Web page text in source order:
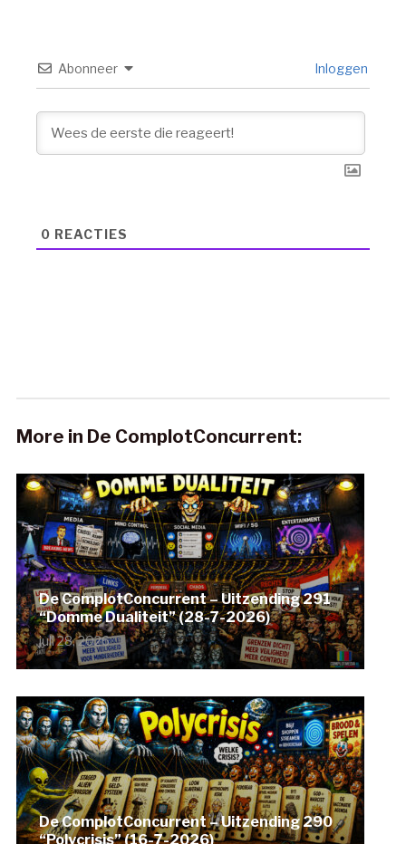
Abonneer Inloggen
0 REACTIES
More in De ComplotConcurrent:
De ComplotConcurrent – Uitzending 291
“Domme Dualiteit” (28-7-2026)
juli 28, 2026
De ComplotConcurrent – Uitzending 290
“Polycrisis” (16-7-2026)